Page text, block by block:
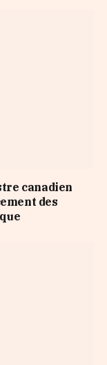
canadien
des